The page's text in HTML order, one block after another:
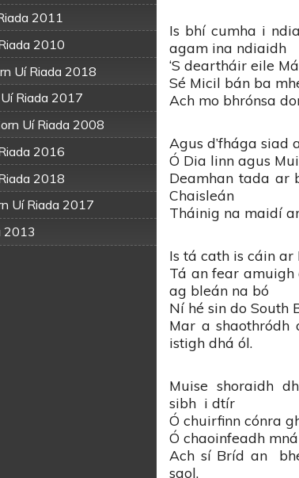
Is bhí cumha i
agam ina ndiaidh
‘S deartháir eile
Sé Micil bán ba
Ach mo bhrónsa
Agus d’fhága
Ó Dia linn agus
Deamhan tada ar
Chaisleán
Tháinig na maidí
Is tá cath is cáin ar
Tá an fear
ag bleán na bó
Ní hé sin do South
Mar a
istigh dhá ól.
Muise shoraidh
sibh i dtír
Ó chuirfinn cónra
Ó chaoinfeadh
Ach sí Bríd an
saol.
2011
2010
Uí Riada 2018
Riada 2017
Uí Riada 2008
2016
2018
Uí Riada 2017
2013